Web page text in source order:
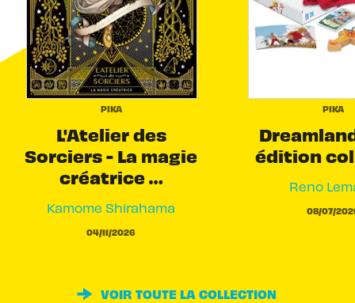
PIKA
L'Atelier des
Sorciers - La magie
créatrice …
Kamome Shirahama
04/11/2026
PIKA
édition
Reno
08/07/
VOIR TOUTE LA COLLECTION